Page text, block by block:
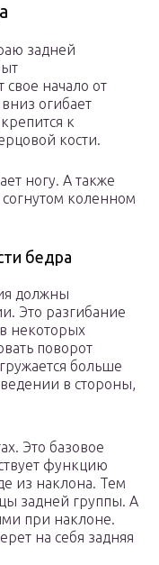
задней
начало от
огибает
к
кости.
ногу. А также
коленном
бедра
должны
Это разгибание
некоторых
поворот
больше
в стороны,
Это базовое
функцию
из наклона. Тем
задней группы. А
при наклоне.
на себя задняя